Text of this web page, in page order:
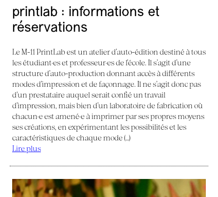
printlab : informations et
réservations
Le M-11 PrintLab est un atelier d’auto-édition destiné à tous
les étudiant·es et professeur·es de l’école. Il s’agit d’une
structure d’auto-production donnant accès à différents
modes d’impression et de façonnage. Il ne s’agit donc pas
d’un prestataire auquel serait confié un travail
d’impression, mais bien d’un laboratoire de fabrication où
chacun·e est amené·e à imprimer par ses propres moyens
ses créations, en expérimentant les possibilités et les
caractéristiques de chaque mode (…)
Lire plus